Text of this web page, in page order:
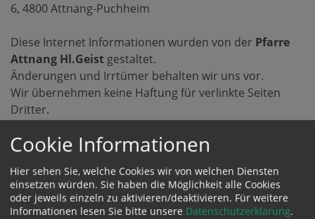
6, 4800 Attnang-Puchheim
Diese Internet Informationen wurden von der Pfarre
Attnang Hl.Geist gestaltet.
Änderungen und Irrtümer behalten wir uns vor.
Wir übernehmen keine Haftung für verlinkte Seiten
Dritter.
Cookie Informationen
Hier sehen Sie, welche Cookies wir von welchen Diensten
einsetzen würden. Sie haben die Möglichkeit alle Cookies
oder jeweils einzeln zu aktivieren/deaktivieren. Für weitere
Informationen lesen Sie bitte unsere Datenschutzerklärung.